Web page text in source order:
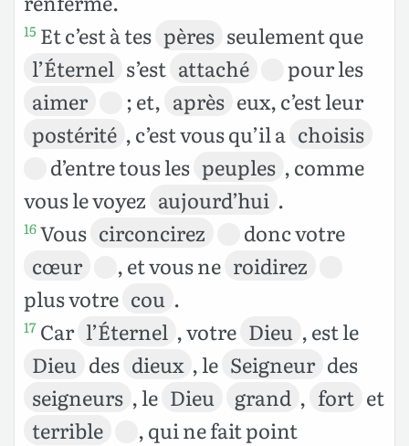
15 Et c’est à tes pères seulement que
l’Éternel s’est attaché
pour les
aimer
; et, après eux, c’est leur
postérité , c’est vous qu’il a choisis
d’entre tous les peuples , comme
vous le voyez aujourd’hui .
16Vous circoncirez
donc votre
cœur
, et vous ne roidirez
plus votre cou .
17 Car l’Éternel , votre Dieu , est le
Dieu des dieux , le Seigneur des
seigneurs , le Dieu grand , fort et
terrible
, qui ne fait point